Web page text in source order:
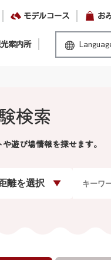
モデルコース お
案内所
検索
遊び場情報を探せます。
離を選択